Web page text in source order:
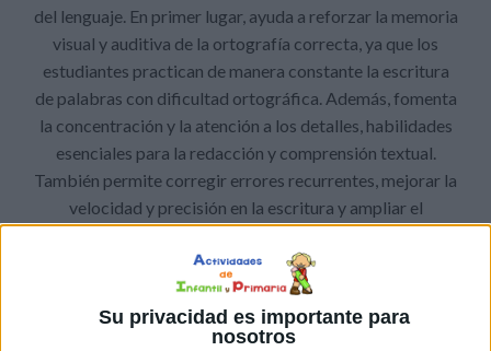
Su privacidad es importante para
nosotros
del lenguaje. En primer lugar, ayuda a reforzar la memoria
visual y auditiva de la ortografía correcta, ya que los
estudiantes practican de manera constante la escritura
de palabras con dificultad ortográfica. Además, fomenta
la concentración y la atención a los detalles, habilidades
esenciales para la redacción y comprensión textual.
También permite corregir errores recurrentes, mejorar la
velocidad y precisión en la escritura y ampliar el
escrita.